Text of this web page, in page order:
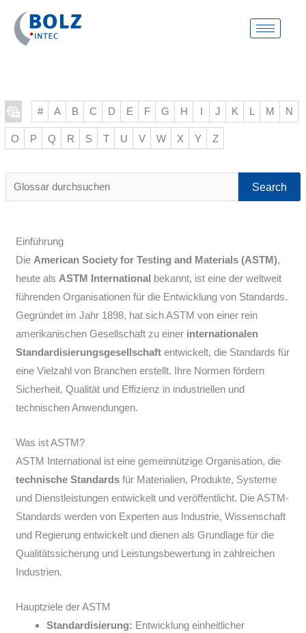
Inhalt
springen
# A B C D E F G H I J K L M N
O P Q R S T U V W X Y Z
Glossar
durchsuchen
Einführung
Die American Society for Testing and Materials (ASTM),
heute als ASTM International bekannt, ist eine der weltweit
führenden Organisationen für die Entwicklung von Standards.
Gegründet im Jahr 1898, hat sich ASTM von einer rein
amerikanischen Gesellschaft zu einer internationalen
Standardisierungsgesellschaft entwickelt, die Standards für
eine Vielzahl von Branchen erstellt. Ihre Normen fördern
Sicherheit, Qualität und Effizienz in industriellen und
technischen Anwendungen.
Was ist ASTM?
ASTM International ist eine gemeinnützige Organisation, die
technische Standards für Materialien, Produkte, Systeme
und Dienstleistungen entwickelt und veröffentlicht. Die ASTM-
Standards werden von Experten aus Industrie, Wissenschaft
und Regierung entwickelt und dienen als Grundlage für die
Qualitätssicherung und Leistungsbewertung in zahlreichen
Industrien.
Hauptziele der ASTM
Standardisierung: Entwicklung einheitlicher